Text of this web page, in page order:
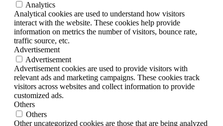
Analytics
Analytical cookies are used to understand how visitors
interact with the website. These cookies help provide
information on metrics the number of visitors, bounce rate,
traffic source, etc.
Advertisement
Advertisement
Advertisement cookies are used to provide visitors with
relevant ads and marketing campaigns. These cookies track
visitors across websites and collect information to provide
customized ads.
Others
Others
Other uncategorized cookies are those that are being analyzed